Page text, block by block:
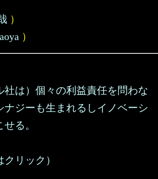
）
）
社は）個々の利益責任を問わな
ナジーも生まれるしイノベーシ
る。
リック）